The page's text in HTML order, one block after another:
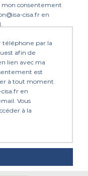
consentement
cisa.fr en
téléphone par la
afin de
lien avec ma
est
à tout moment
en
Vous
à la